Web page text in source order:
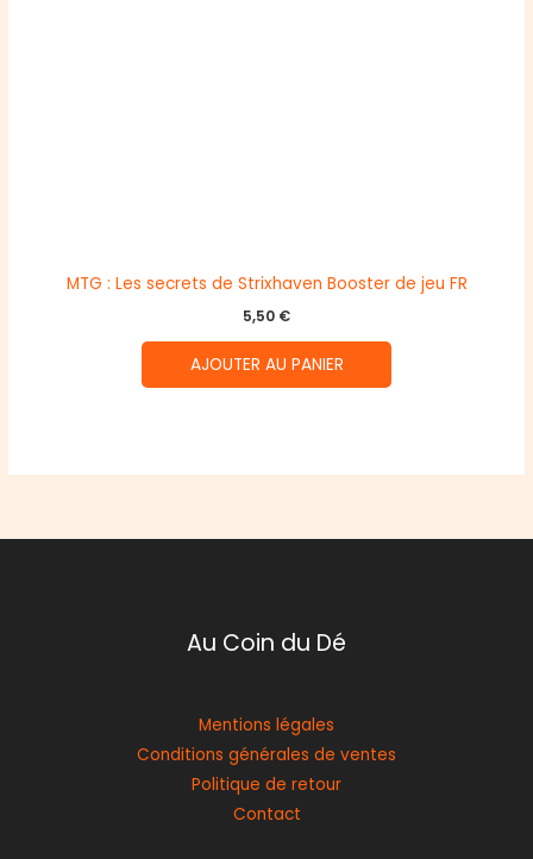
MTG : Les secrets de Strixhaven Booster de jeu FR
5,50 €
AJOUTER AU PANIER
Au Coin du Dé
Mentions légales
Conditions générales de ventes
Politique de retour
Contact